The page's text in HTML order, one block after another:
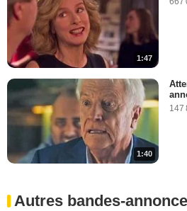
1:47
1:40
147
Autres bandes-